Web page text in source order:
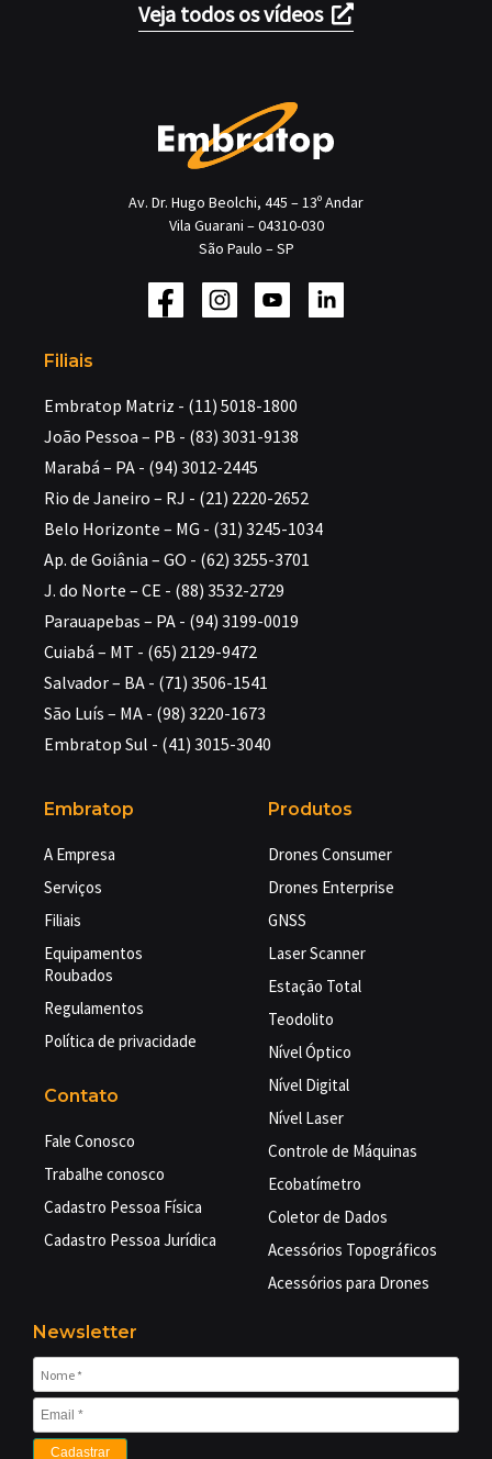
Veja todos os vídeos
Av. Dr. Hugo Beolchi, 445 – 13º Andar
Vila Guarani – 04310-030
São Paulo – SP
Filiais
Embratop Matriz - (11) 5018-1800
João Pessoa – PB - (83) 3031-9138
Marabá – PA - (94) 3012-2445
Rio de Janeiro – RJ - (21) 2220-2652
Belo Horizonte – MG - (31) 3245-1034
Ap. de Goiânia – GO - (62) 3255-3701
J. do Norte – CE - (88) 3532-2729
Parauapebas – PA - (94) 3199-0019
Cuiabá – MT - (65) 2129-9472
Salvador – BA - (71) 3506-1541
São Luís – MA - (98) 3220-1673
Embratop Sul - (41) 3015-3040
Embratop
A Empresa
Serviços
Filiais
Equipamentos
Roubados
Regulamentos
Política de privacidade
Contato
Fale Conosco
Trabalhe conosco
Cadastro Pessoa Física
Cadastro Pessoa Jurídica
Produtos
Drones Consumer
Drones Enterprise
GNSS
Laser Scanner
Estação Total
Teodolito
Nível Óptico
Nível Digital
Nível Laser
Controle de Máquinas
Ecobatímetro
Coletor de Dados
Acessórios Topográficos
Acessórios para Drones
Newsletter
Cadastrar